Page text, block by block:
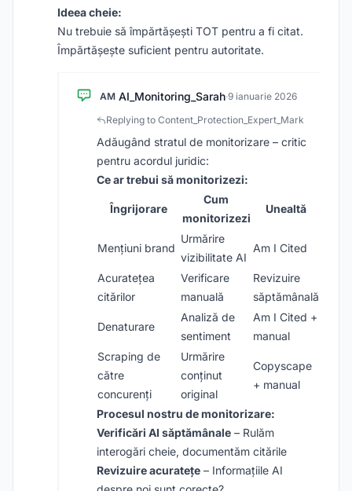
Ideea cheie:
Nu trebuie să împărtășești TOT pentru a fi citat.
Împărtășește suficient pentru autoritate.
AM AI_Monitoring_Sarah·9 ianuarie 2026
Replying to Content_Protection_Expert_Mark
Adăugând stratul de monitorizare – critic
pentru acordul juridic:
Ce ar trebui să monitorizezi:
Îngrijorare
Cum
monitorizezi
Unealtă
Mențiuni brand
Urmărire
vizibilitate AI
Am I Cited
Acuratețea
citărilor
Verificare
manuală
Revizuire
săptămânală
Denaturare
Analiză de
sentiment
Am I Cited +
manual
Scraping de
către
concurenți
Urmărire
conținut
original
Copyscape
+ manual
Procesul nostru de monitorizare:
Verificări AI săptămânale – Rulăm
interogări cheie, documentăm citările
Revizuire acuratețe – Informațiile AI